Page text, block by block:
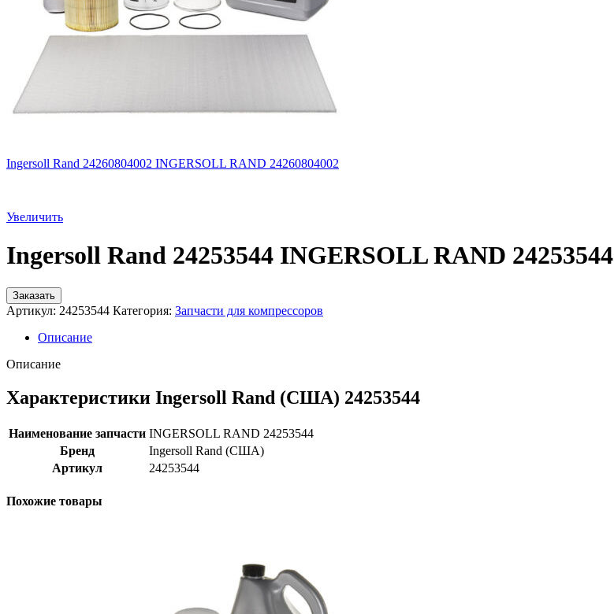
Ingersoll Rand 24260804002 INGERSOLL RAND 24260804002
Увеличить
Ingersoll Rand 24253544 INGERSOLL RAND 24253544
Заказать
Артикул: 24253544 Категория: Запчасти для компрессоров
Описание
Описание
Характеристики Ingersoll Rand (США) 24253544
Наименование запчасти INGERSOLL RAND 24253544
Бренд
Ingersoll Rand (США)
Артикул
24253544
Похожие товары